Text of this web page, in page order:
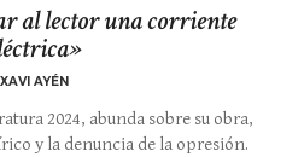
al lector una corriente
XAVI AYÉN
2024, abunda sobre su obra,
y la denuncia de la opresión.